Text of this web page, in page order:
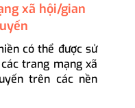
xã hội/gian
có thể được sử
trang mạng xã
trên các nền